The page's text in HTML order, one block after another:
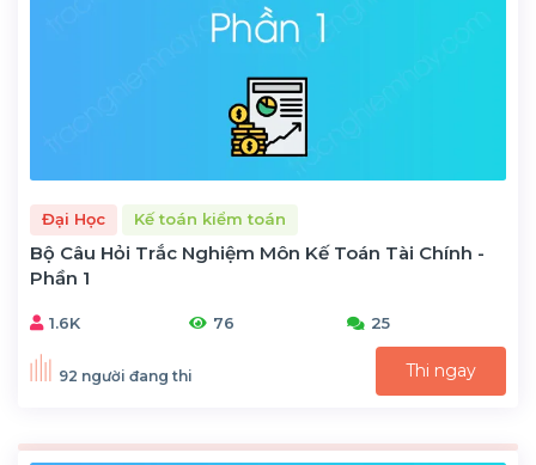
Đại Học Kế toán kiểm toán
Bộ Câu Hỏi Trắc Nghiệm Môn Kế Toán Tài Chính -
Phần 1
1.6K 76 25
92 người đang thi Thi ngay